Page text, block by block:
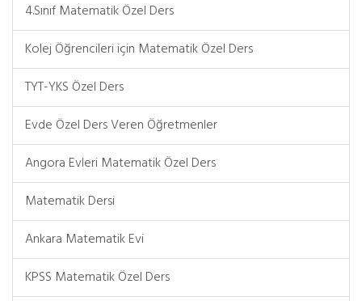
4.Sınıf Matematik Özel Ders
Kolej Öğrencileri için Matematik Özel Ders
TYT-YKS Özel Ders
Evde Özel Ders Veren Öğretmenler
Angora Evleri Matematik Özel Ders
Matematik Dersi
Ankara Matematik Evi
KPSS Matematik Özel Ders